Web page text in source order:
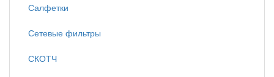
Салфетки
Сетевые фильтры
СКОТЧ